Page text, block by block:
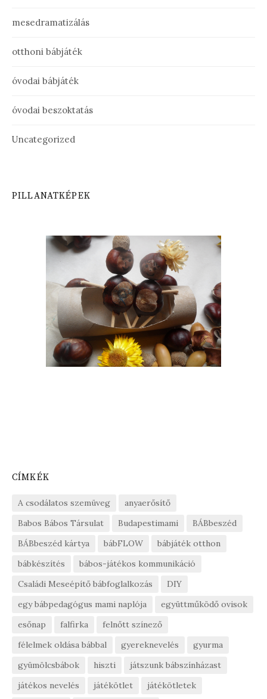
mesedramatizálás
otthoni bábjáték
óvodai bábjáték
óvodai beszoktatás
Uncategorized
PILLANATKÉPEK
CÍMKÉK
A csodálatos szemüveg
anyaerősítő
Babos Bábos Társulat
Budapestimami
BÁBbeszéd
BÁBbeszéd kártya
bábFLOW
bábjáték otthon
bábkészítés
bábos-játékos kommunikáció
Családi Meseépítő bábfoglalkozás
DIY
egy bábpedagógus mami naplója
együttműködő ovisok
esőnap
falfirka
felnőtt színező
félelmek oldása bábbal
gyereknevelés
gyurma
gyümölcsbábok
hiszti
játszunk bábszínházast
játékos nevelés
játékötlet játékötletek